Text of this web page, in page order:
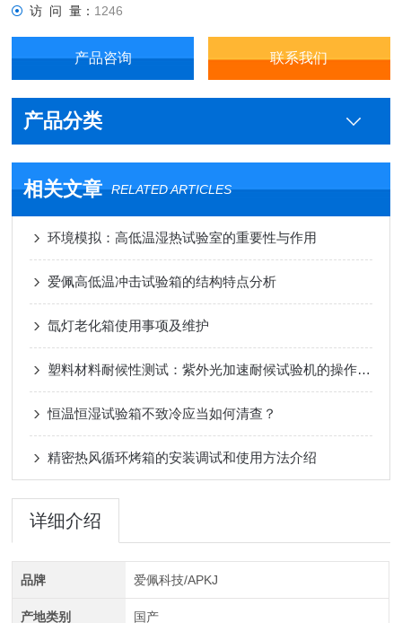
访 问 量： 1246
产品咨询 联系我们
产品分类
相关文章 RELATED ARTICLES
环境模拟：高低温湿热试验室的重要性与作用
爱佩高低温冲击试验箱的结构特点分析
氙灯老化箱使用事项及维护
塑料材料耐候性测试：紫外光加速耐候试验机的操作流程
恒温恒湿试验箱不致冷应当如何清查？
精密热风循环烤箱的安装调试和使用方法介绍
详细介绍
品牌 爱佩科技/APKJ
产地类别 国产